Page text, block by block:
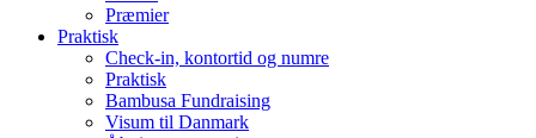
Præmier
Praktisk
Check-in, kontortid og numre
Praktisk
Bambusa Fundraising
Visum til Danmark